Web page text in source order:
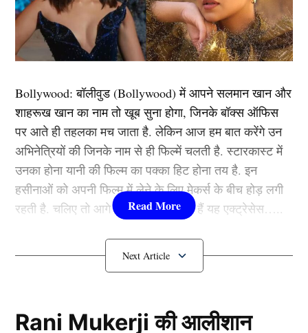
3 मैचों की सीरीज खेली जाएगी। इस श्रृंखला के साथ ही टीम
इंडिया का नया अध्याय भी शुरू हो सकता है। कप्तान रोहित शर्मा
चैंपियंस ट्रॉफी के बाद संन्यास की घोषणा कर सकते हैं।
ऐसे में शुभमन गिल को वनडे प्रारूप में टीम का नया कप्तान नियुक्त
कर बांग्लादेश दौरे पर भेजा जा सकता है। वहीं, यशश्वी जायसवाल
उपकप्तान की जिम्मेदारी निभाते नजर आ सकते हैं।
यह भी पढ़ें :खराब फॉर्म की वजह से रोहित-जायसवाल और अय्यर
प्लेइंग XI से हुए बाहर, बदला टीम का पूरा स्क्वाड
इन खिलाड़ियों को मिलेगा मौका
Bollywood:बॉलीवुड (Bollywood)में आपने सलमान खान और
शाहरूख खान का नाम तो खूब सुना होगा, जिनके बॉक्स ऑफिस
पर आते ही तहलका मच जाता है. लेकिन आज हम बात करेंगे उन
अभिनेत्रियों की जिनके नाम से ही फिल्में चलती है. स्टारकास्ट में
उनका होना यानी की फिल्म का पक्का हिट होना तय है. इन
हसीनाओं को अपनी फिल्म में लेने के लिए मेकर्स के बीच होड़ लगी
रहती है. चलिए तो आगे जानते हैं कौन-कौन हैं यह एक्ट्रेसेस…..
कौन हैंBollywood की यह हसीनाएं?
Padukone)
Rani Mukerji की आलीशान